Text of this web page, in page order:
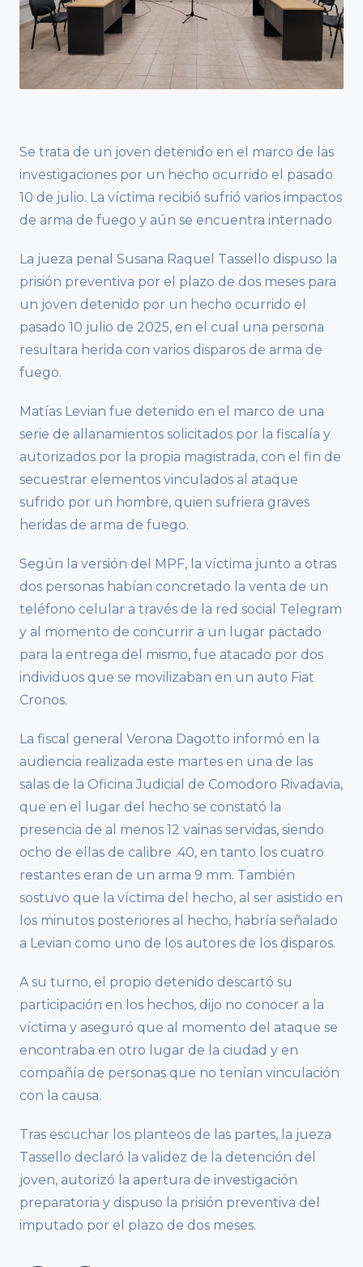
Se trata de un joven detenido en el marco de las
investigaciones por un hecho ocurrido el pasado
10 de julio. La víctima recibió sufrió varios impactos
de arma de fuego y aún se encuentra internado
La jueza penal Susana Raquel Tassello dispuso la
prisión preventiva por el plazo de dos meses para
un joven detenido por un hecho ocurrido el
pasado 10 julio de 2025, en el cual una persona
resultara herida con varios disparos de arma de
fuego.
Matías Levian fue detenido en el marco de una
serie de allanamientos solicitados por la fiscalía y
autorizados por la propia magistrada, con el fin de
secuestrar elementos vinculados al ataque
sufrido por un hombre, quien sufriera graves
heridas de arma de fuego.
Según la versión del MPF, la víctima junto a otras
dos personas habían concretado la venta de un
teléfono celular a través de la red social Telegram
y al momento de concurrir a un lugar pactado
para la entrega del mismo, fue atacado por dos
individuos que se movilizaban en un auto Fiat
Cronos.
La fiscal general Verona Dagotto informó en la
audiencia realizada este martes en una de las
salas de la Oficina Judicial de Comodoro Rivadavia,
que en el lugar del hecho se constató la
presencia de al menos 12 vainas servidas, siendo
ocho de ellas de calibre .40, en tanto los cuatro
restantes eran de un arma 9 mm. También
sostuvo que la víctima del hecho, al ser asistido en
los minutos posteriores al hecho, habría señalado
a Levian como uno de los autores de los disparos.
A su turno, el propio detenido descartó su
participación en los hechos, dijo no conocer a la
víctima y aseguró que al momento del ataque se
encontraba en otro lugar de la ciudad y en
compañía de personas que no tenían vinculación
con la causa.
Tras escuchar los planteos de las partes, la jueza
Tassello declaró la validez de la detención del
joven, autorizó la apertura de investigación
preparatoria y dispuso la prisión preventiva del
imputado por el plazo de dos meses.